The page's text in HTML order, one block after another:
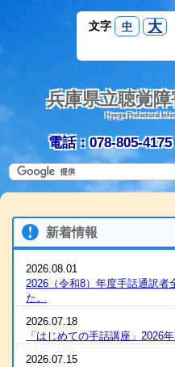
文字 中 大
兵庫県立聴覚
Hyogo Prefectural
電話：078-805-4175
新着情報
2026.08.01
2026（令和8）年度手話通訳者
た。
2026.07.18
「はじめての手話講座」2026
2026.07.15